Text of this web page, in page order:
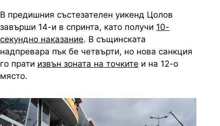
В предишния състезателен уикенд Цолов
завърши 14-и в спринта, като получи 10-
секундно наказание. В същинската
надпревара пък бе четвърти, но нова санкция
го прати извън зоната на точките и на 12-о
място.